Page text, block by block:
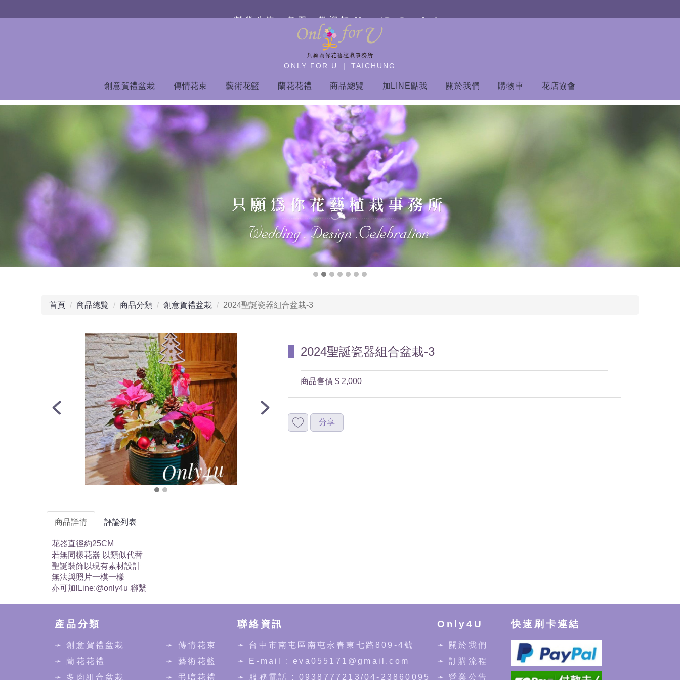
ONLY FOR U ❘ TAICHUNG
創意賀禮盆栽 傳情花束 藝術花籃 蘭花花禮 商品總覽 加LINE點我 關於我們 購物車 花店協會
首頁 商品總覽 商品分類 創意賀禮盆栽 2024聖誕瓷器組合盆栽-3
2024聖誕瓷器組合盆栽-3
商品售價 $ 2,000
分享
商品詳情 評論列表
花器直徑約25CM
若無同樣花器 以類似代替
聖誕裝飾以現有素材設計
無法與照片一模一樣
亦可加lLine:@only4u 聯繫
產品分類
➛ 創意賀禮盆栽
➛ 蘭花花禮
➛ 多肉組合盆栽
➛ 傳情花束
➛ 藝術花籃
➛ 弔唁花禮
聯絡資訊
➛ 台中市南屯區南屯永春東七路809-4號
➛ E-mail : eva055171@gmail.com
➛ 服務電話 : 0938777213 /04-23860095
Only4U
➛ 關於我們
➛ 訂購流程
➛ 營業公告
快速刷卡連結
營業公告：急單－歡迎加 line ID:@only4u